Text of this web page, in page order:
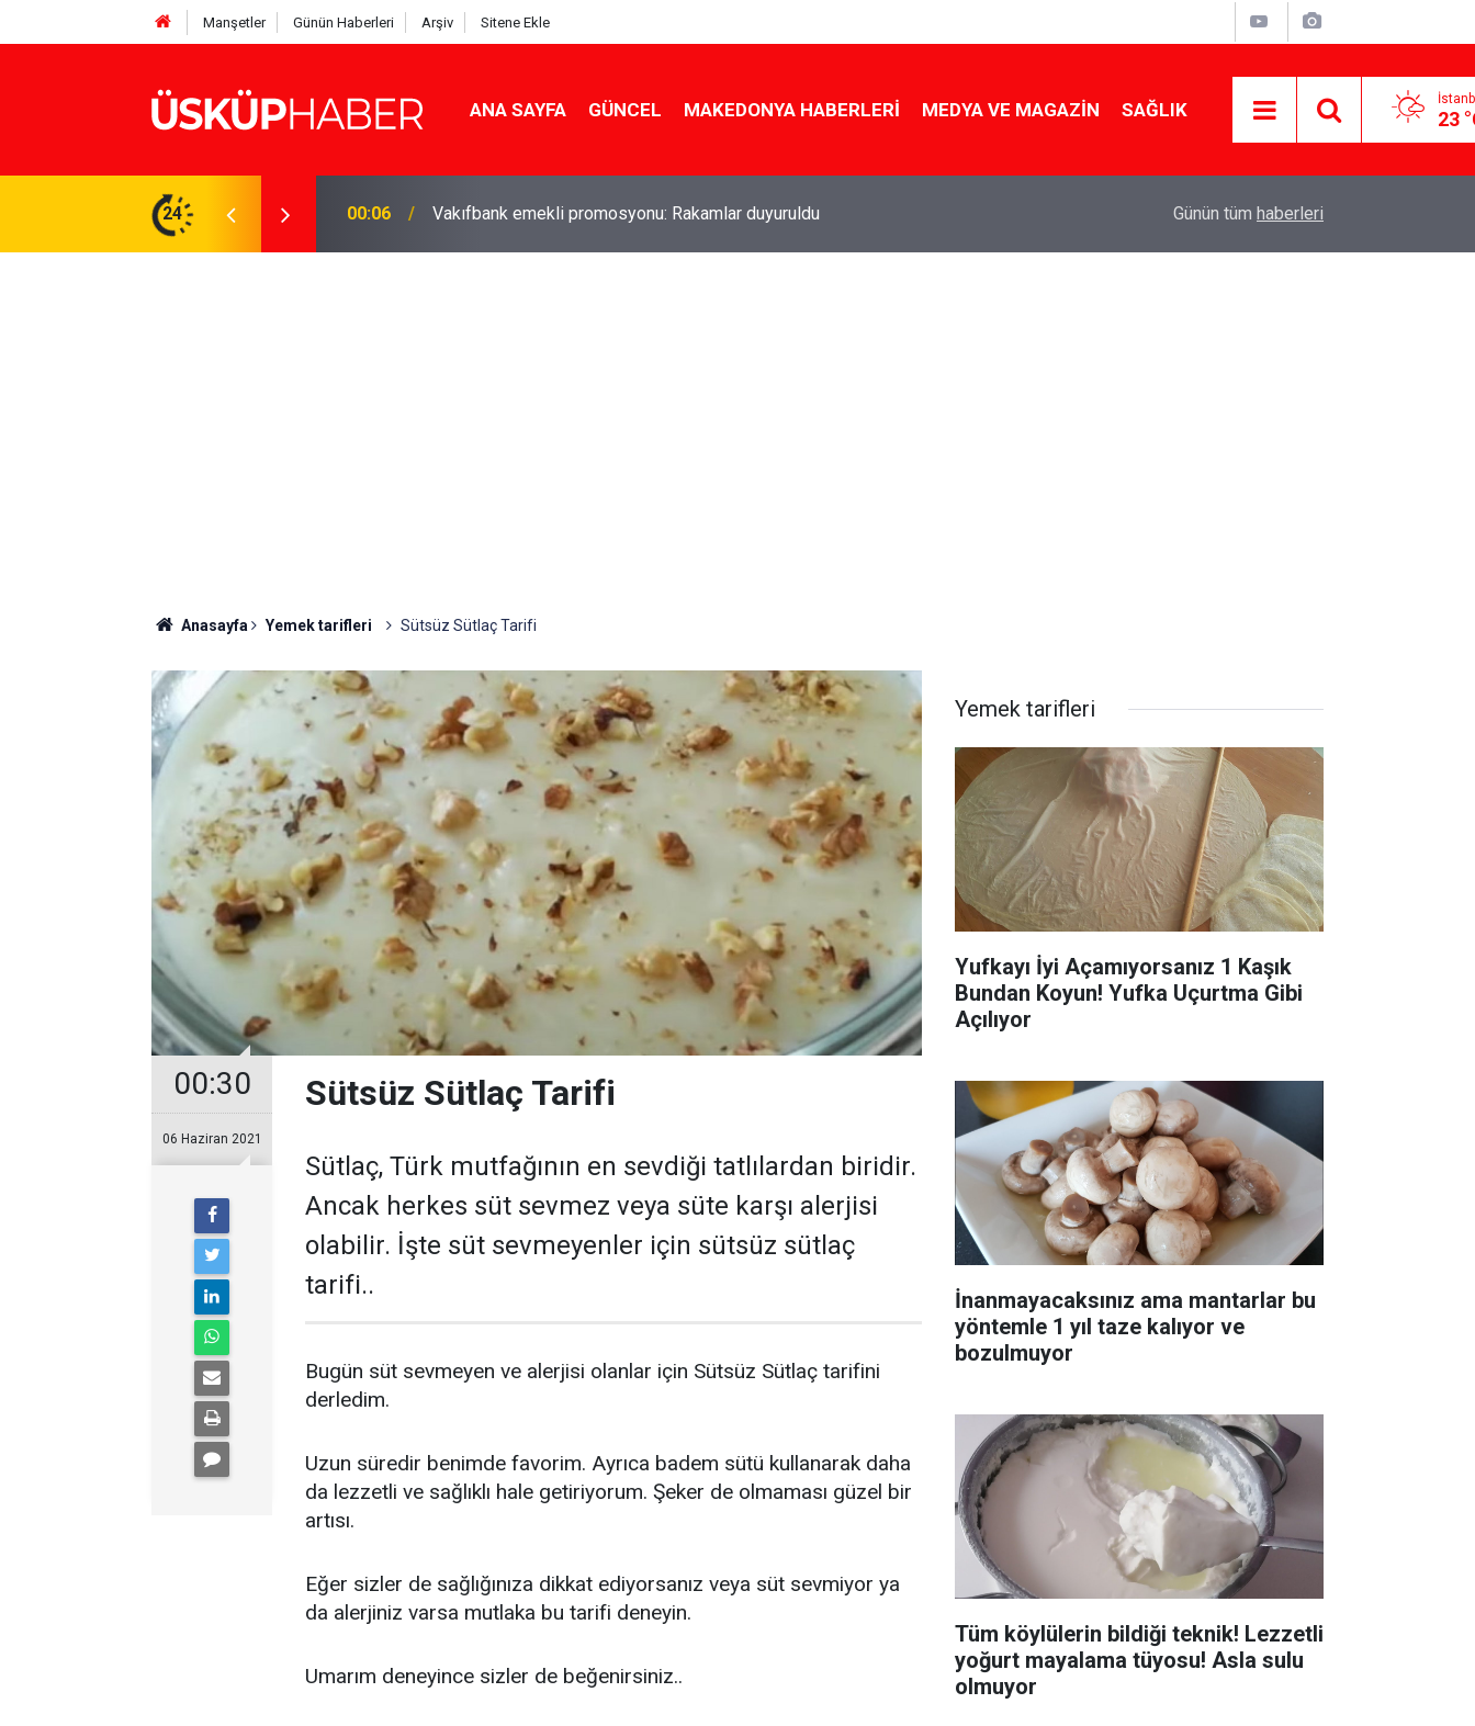
Manşetler Günün Haberleri Arşiv Sitene Ekle
ANA SAYFA GÜNCEL MAKEDONYA HABERLERI MEDYA VE MAGAZIN SAĞLIK 23
24 19:21 Gözde oldu! Hem köy hem mahalle hayatı iç içe! İzmir'deki doğal semt
yapmanın sırrı
Günün tüm haberleri
Anasayfa Yemek tarifleri Sütsüz Sütlaç Tarifi
00:30
06 Haziran 2021
Sütsüz Sütlaç Tarifi
Sütlaç, Türk mutfağının en sevdiği tatlılardan biridir.
Ancak herkes süt sevmez veya süte karşı alerjisi
olabilir. İşte süt sevmeyenler için sütsüz sütlaç
tarifi..
Bugün süt sevmeyen ve alerjisi olanlar için Sütsüz Sütlaç tarifini
derledim.
Uzun süredir benimde favorim. Ayrıca badem sütü kullanarak daha
da lezzetli ve sağlıklı hale getiriyorum. Şeker de olmaması güzel bir
artısı.
Eğer sizler de sağlığınıza dikkat ediyorsanız veya süt sevmiyor ya
da alerjiniz varsa mutlaka bu tarifi deneyin.
Umarım deneyince sizler de beğenirsiniz..
Yemek tarifleri
Yufkayı İyi Açamıyorsanız 1 Kaşık
Bundan Koyun! Yufka Uçurtma Gibi
Açılıyor
İnanmayacaksınız ama mantarlar bu
yöntemle 1 yıl taze kalıyor ve
bozulmuyor
Tüm köylülerin bildiği teknik! Lezzetli
yoğurt mayalama tüyosu! Asla sulu
olmuyor